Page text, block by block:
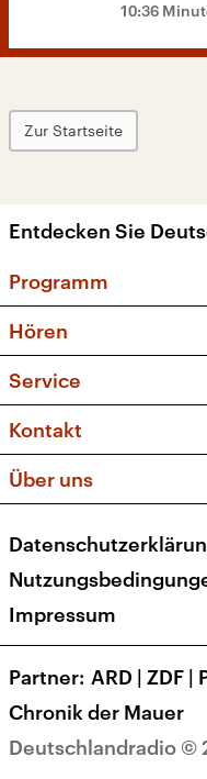
10:36
Zur Startseite
Entdecken Sie
Programm
Sendungen
Musikliste
Kakadu – Das
Hören
Frequenzen
Service
FAQ
Apps
Newsletter
Kontakt
Social Media
Über uns
Presse
Karriere
Transparenz
Deutschlandradio ©
Impressum
Partner ARD | ZDF |
Chronik der Mauer